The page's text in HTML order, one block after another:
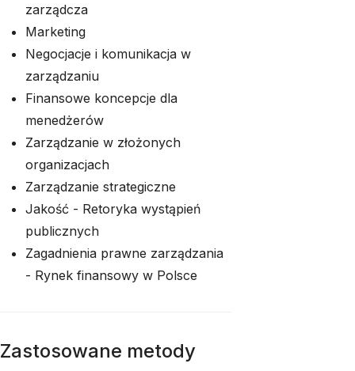
zarządcza
Marketing
Negocjacje i komunikacja w
zarządzaniu
Finansowe koncepcje dla
menedżerów
Zarządzanie w złożonych
organizacjach
Zarządzanie strategiczne
Jakość - Retoryka wystąpień
publicznych
Zagadnienia prawne zarządzania
- Rynek finansowy w Polsce
Zastosowane metody